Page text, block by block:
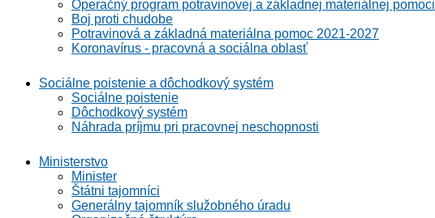
Operačný program potravinovej a základnej materiálnej pomoci
Boj proti chudobe
Potravinová a základná materiálna pomoc 2021-2027
Koronavírus - pracovná a sociálna oblasť
Sociálne poistenie a dôchodkový systém
Sociálne poistenie
Dôchodkový systém
Náhrada príjmu pri pracovnej neschopnosti
Ministerstvo
Minister
Štátni tajomníci
Generálny tajomník služobného úradu